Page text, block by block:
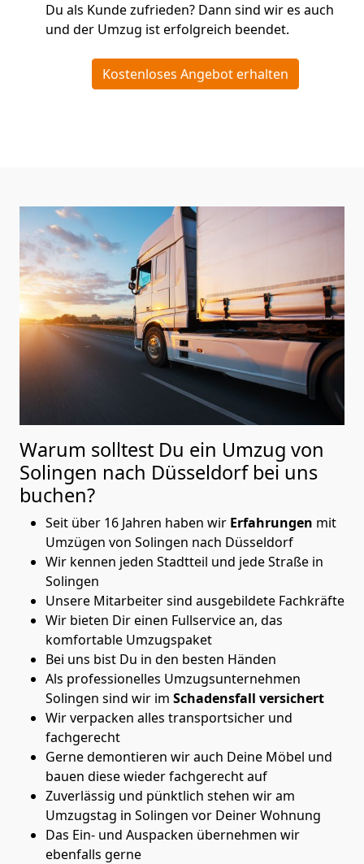
Du als Kunde zufrieden? Dann sind wir es auch
und der Umzug ist erfolgreich beendet.
Kostenloses Angebot erhalten
Warum solltest Du ein Umzug von
Solingen nach Düsseldorf bei uns
buchen?
Seit über 16 Jahren haben wir Erfahrungen mit
Umzügen von Solingen nach Düsseldorf
Wir kennen jeden Stadtteil und jede Straße in
Solingen
Unsere Mitarbeiter sind ausgebildete Fachkräfte
Wir bieten Dir einen Fullservice an, das
komfortable Umzugspaket
Bei uns bist Du in den besten Händen
Als professionelles Umzugsunternehmen
Solingen sind wir im Schadensfall versichert
Wir verpacken alles transportsicher und
fachgerecht
Gerne demontieren wir auch Deine Möbel und
bauen diese wieder fachgerecht auf
Zuverlässig und pünktlich stehen wir am
Umzugstag in Solingen vor Deiner Wohnung
Das Ein- und Auspacken übernehmen wir
ebenfalls gerne